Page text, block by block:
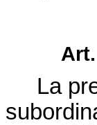
Art.
La